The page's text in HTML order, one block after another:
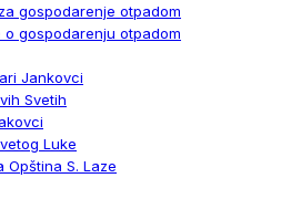
gospodarenje otpadom
o gospodarenju otpadom
Jankovci
Svetih
Luke
Opština S. Laze